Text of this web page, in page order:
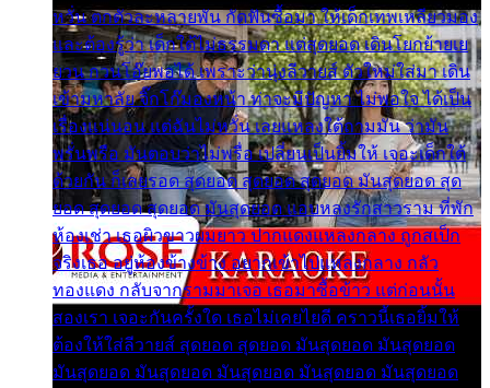
หวั่น ตกตัวละหลายพัน กัดฟันซื้อมา ให้เด็กเทพเหลียวมอง
และต้องรู้ว่า เด็กใต้ไม่ธรรมดา แต่สุดยอด เดินโยกย้ายเย
ยวน กวนโอ๊ยพอได้ เพราะว่านุ่งลีวายส์ ตัวใหม่ใส่มา เดิน
เข้ามหาลัย จิ๊กโก๊มองหน้า ท่าจะมีปัญหา ไม่พอใจ ได้เป็น
เรื่องแน่นอน แต่ฉันไม่หวั่น เลยแหลงใต้ถามมัน ว่ามัน
พรั่นพรือ มันตอบว่าไม่พรื่อ เปลี่ยนเป็นยิ้มให้ เจอะเด็กใต้
ด้วยกัน ก็เลยรอด สุดยอด สุดยอด สุดยอด มันสุดยอด สุด
ยอด สุดยอด สุดยอด มันสุดยอด แอบหลงรักสาวราม ที่พัก
ห้องเช่า เธอผิวขาวผมยาว ปากแดงแหลงกลาง ถูกสเป็ก
จริงเธอ อยู่ห้องข้างข้าง อยากเข้าไปแหลงกลาง กลัว
ทองแดง กลับจากรามมาเจอ เธอมาซื้อข้าว แต่ก่อนนั้น
สองเรา เจอะกันครั้งใด เธอไม่เคยไยดี คราวนี้เธอยิ้มให้
ต้องให้ใส่ลีวายส์ สุดยอด สุดยอด มันสุดยอด มันสุดยอด
มันสุดยอด มันสุดยอด มันสุดยอด มันสุดยอด มันสุดยอด